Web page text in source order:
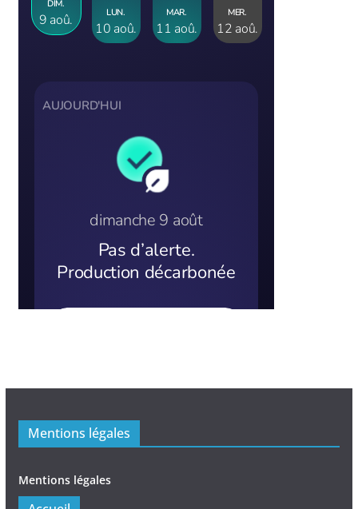
Mentions légales
Mentions légales